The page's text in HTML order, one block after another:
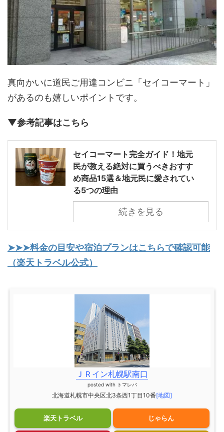
真向かいに道民ご用達コンビニ「セイコーマート」
があるのも嬉しいポイントです。
▼参考記事はこちら
セイコーマート完全ガイド！地元
民が教える絶対に買うべきおすす
め商品15選＆地元民に愛されてい
る5つの理由
続きを見る
➤➤➤料金の目安や宿泊プランはこちらで確認可能
（楽天トラベル公式）
ＪＲイン札幌駅南口
posted with トマレバ
北海道札幌市中央区北3条西1丁目10番[地図]
楽天トラベル じゃらん